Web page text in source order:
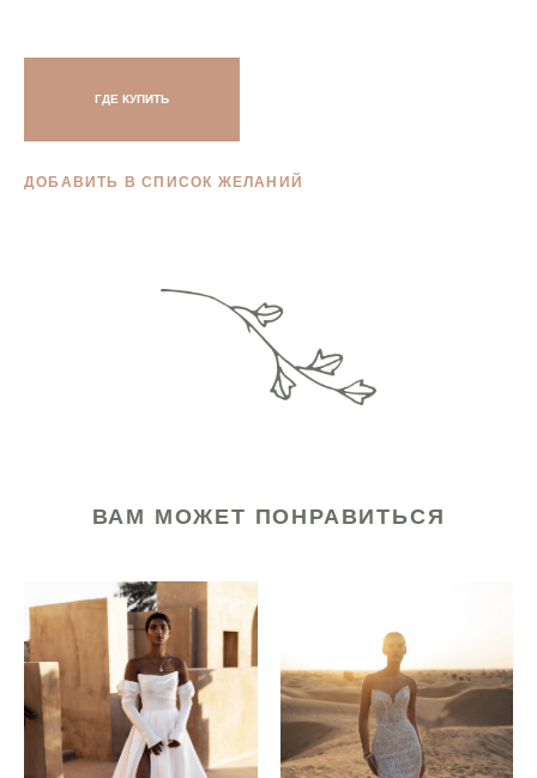
ГДЕ КУПИТЬ
ДОБАВИТЬ В СПИСОК ЖЕЛАНИЙ
ВАМ МОЖЕТ ПОНРАВИТЬСЯ